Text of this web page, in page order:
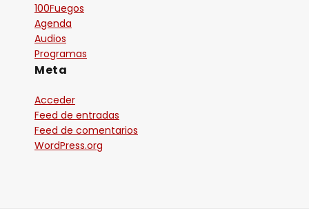
100Fuegos
Agenda
Audios
Programas
Meta
Acceder
Feed de entradas
Feed de comentarios
WordPress.org